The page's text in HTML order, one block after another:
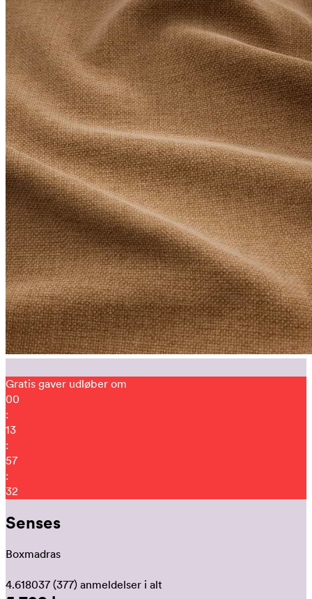
Gratis gaver udløber om
00
:
13
:
57
:
24
Senses
Boxmadras
4.618037 (377) anmeldelser i alt